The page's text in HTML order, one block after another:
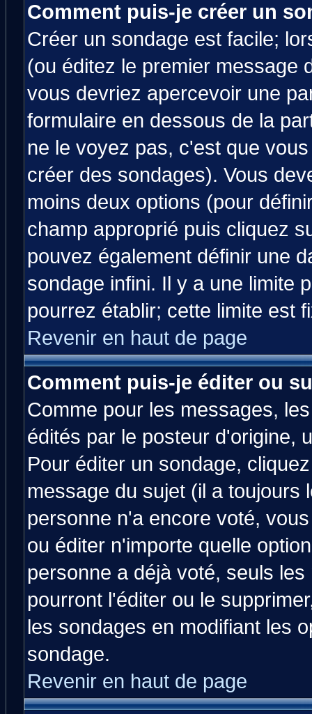
Comment puis-je créer un
Créer un sondage est facile;
(ou éditez le premier message
vous devriez apercevoir une
formulaire en dessous de la
ne le voyez pas, c'est que
créer des sondages). Vous
moins deux options (pour
champ approprié puis cliquez
pouvez également définir une
sondage infini. Il y a une limite
pourrez établir; cette limite est
Revenir en haut de page
Comment puis-je éditer ou
Comme pour les messages,
édités par le posteur d'origine,
Pour éditer un sondage,
message du sujet (il a toujours
personne n'a encore voté,
ou éditer n'importe quelle
personne a déjà voté, seuls
pourront l'éditer ou le
les sondages en modifiant les
sondage.
Revenir en haut de page